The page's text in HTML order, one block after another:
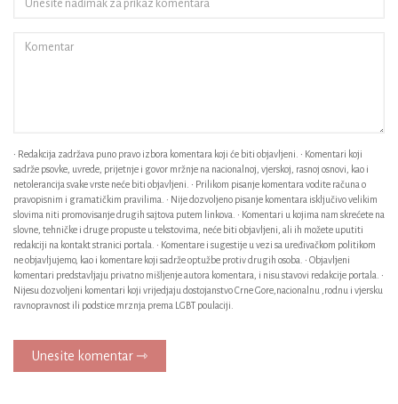
• Redakcija zadržava puno pravo izbora komentara koji će biti objavljeni. • Komentari koji
sadrže psovke, uvrede, prijetnje i govor mržnje na nacionalnoj, vjerskoj, rasnoj osnovi, kao i
netolerancija svake vrste neće biti objavljeni. • Prilikom pisanje komentara vodite računa o
pravopisnim i gramatičkim pravilima. • Nije dozvoljeno pisanje komentara isključivo velikim
slovima niti promovisanje drugih sajtova putem linkova. • Komentari u kojima nam skrećete na
slovne, tehničke i druge propuste u tekstovima, neće biti objavljeni, ali ih možete uputiti
redakciji na kontakt stranici portala. • Komentare i sugestije u vezi sa uređivačkom politikom
ne objavljujemo, kao i komentare koji sadrže optužbe protiv drugih osoba. • Objavljeni
komentari predstavljaju privatno mišljenje autora komentara, i nisu stavovi redakcije portala. •
Nijesu dozvoljeni komentari koji vrijedjaju dostojanstvo Crne Gore,nacionalnu ,rodnu i vjersku
ravnopravnost ili podstice mrznja prema LGBT poulaciji.
Unesite komentar ⇾